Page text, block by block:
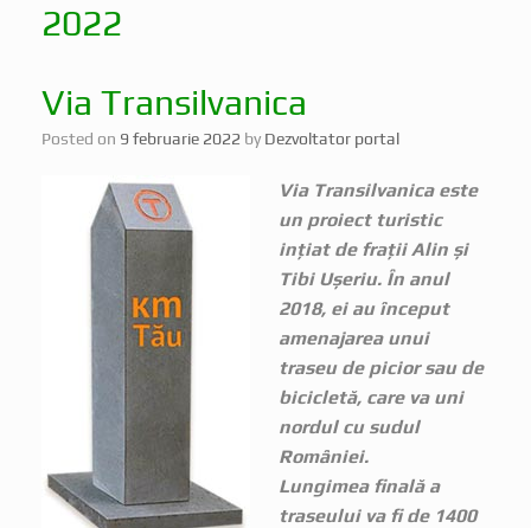
2022
Via Transilvanica
Posted on 9 februarie 2022 by Dezvoltator portal
Via Transilvanica este
un proiect turistic
ințiat de frații Alin și
Tibi Ușeriu. În anul
2018, ei au început
amenajarea unui
traseu de picior sau de
bicicletă, care va uni
nordul cu sudul
României.
Lungimea finală a
traseului va fi de 1400